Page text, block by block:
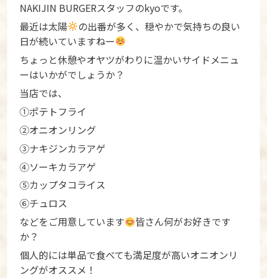
NAKIJIN BURGERスタッフのkyoです。
最近は太陽‪
‬の出番が多く、穏やかで気持ちの良い
日が続いていますねー
ちょっと休憩やオヤツがわりに温かいサイドメニュ
ーはいかがでしょうか？
当店では、
①ポテトフライ
②オニオンリング
③ナキジンカラアゲ
④ソーキカラアゲ
⑤カップタコライス
⑥チュロス
などをご用意しています
皆さん何がお好きです
か？
個人的には単品で食べても満足度が高いオニオンリ
ングがオススメ！